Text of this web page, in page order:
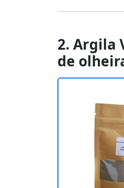
2. Argila
de